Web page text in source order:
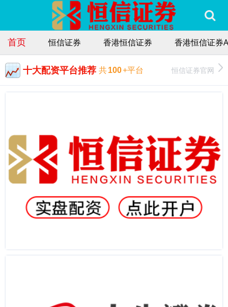
首页 恒信证券 香港恒信证券 香港恒信证券
十大配资平台推荐 共100+平台 恒信证券官网